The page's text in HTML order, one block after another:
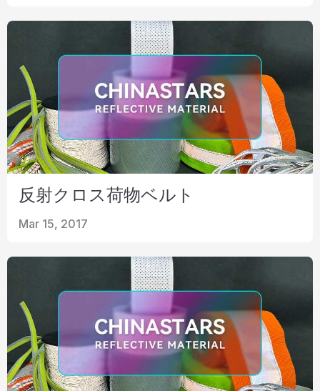
反射クロス荷物ベルト
Mar 15, 2017